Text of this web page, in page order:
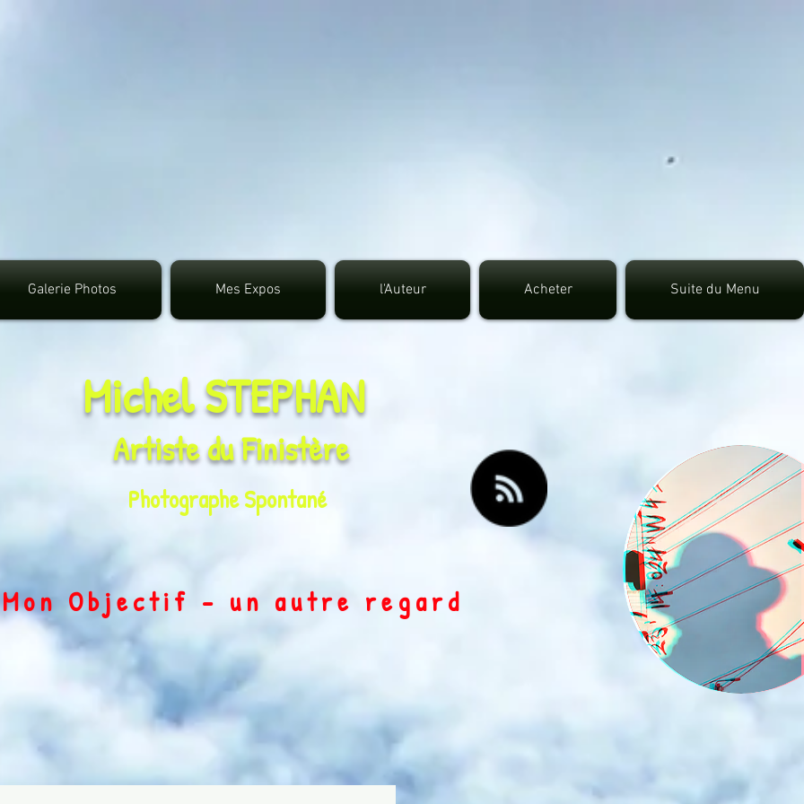
Galerie Photos Mes Expos l'Auteur Acheter Suite du Menu
Michel STEPHAN
Artiste duFinistère
Photographe Spontané
Objectif - un autre regard